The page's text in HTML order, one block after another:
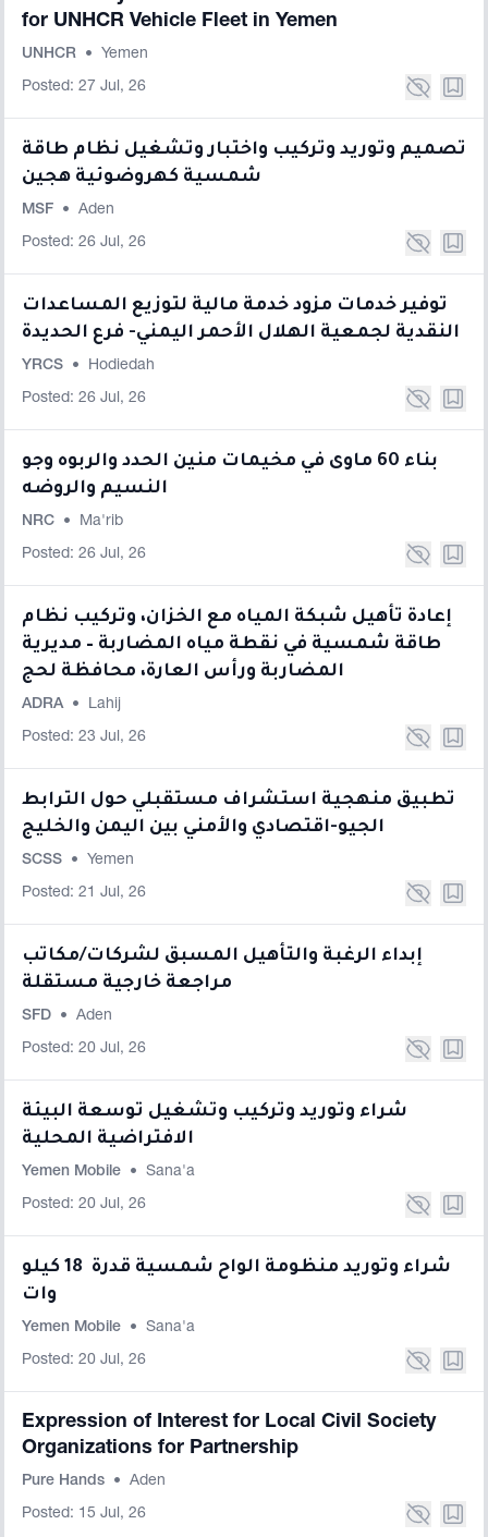
for UNHCR Vehicle Fleet in Yemen
UNHCR • Yemen
Posted: 27 Jul, 26
تصميم وتوريد وتركيب واختبار وتشغيل نظام طاقة
شمسية كهروضوئية هجين
MSF • Aden
Posted: 26 Jul, 26
توفير خدمات مزود خدمة مالية لتوزيع المساعدات
النقدية لجمعية الهلال الأحمر اليمني- فرع الحديدة
YRCS • Hodiedah
Posted: 26 Jul, 26
بناء 60 ماوى في مخيمات منين الحدد والربوه وجو
النسيم والروضه
NRC • Ma'rib
Posted: 26 Jul, 26
إعادة تأهيل شبكة المياه مع الخزان، وتركيب نظام
طاقة شمسية في نقطة مياه المضاربة – مديرية
المضاربة ورأس العارة، محافظة لحج
ADRA • Lahij
Posted: 23 Jul, 26
تطبيق منهجية استشراف مستقبلي حول الترابط
الجيو-اقتصادي والأمني بين اليمن والخليج
SCSS • Yemen
Posted: 21 Jul, 26
إبداء الرغبة والتأهيل المسبق لشركات/مكاتب
مراجعة خارجية مستقلة
SFD • Aden
Posted: 20 Jul, 26
شراء وتوريد وتركيب وتشغيل توسعة البيئة
الافتراضية المحلية
Yemen Mobile • Sana'a
Posted: 20 Jul, 26
شراء وتوريد منظومة الواح شمسية قدرة 18 كيلو
وات
Yemen Mobile • Sana'a
Posted: 20 Jul, 26
Expression of Interest for Local Civil Society
Organizations for Partnership
Pure Hands • Aden
Posted: 15 Jul, 26